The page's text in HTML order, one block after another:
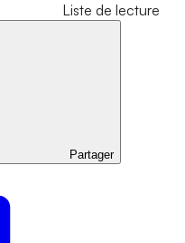
Liste de lecture
Partager